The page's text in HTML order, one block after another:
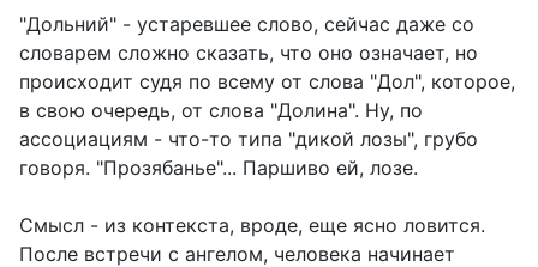
"Дольний" - устаревшее слово, сейчас даже со
словарем сложно сказать, что оно означает, но
происходит судя по всему от слова "Дол", которое,
в свою очередь, от слова "Долина". Ну, по
ассоциациям - что-то типа "дикой лозы", грубо
говоря. "Прозябанье"... Паршиво ей, лозе.
Смысл - из контекста, вроде, еще ясно ловится.
После встречи с ангелом, человека начинает